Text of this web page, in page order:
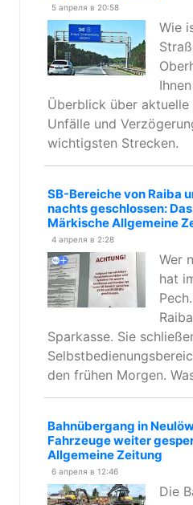
5 апреля в 20:58
Wie
Überblick über aktuelle
Unfälle und
wichtigsten Strecken.
SB-Bereiche von Raiba
nachts geschlossen:
Märkische Allgemeine
4 апреля в 2:28
Wer
hat
Sparkasse. Sie
den frühen Morgen.
Bahnübergang in
Fahrzeuge weiter
Allgemeine Zeitung
6 апреля в 12:46
Die